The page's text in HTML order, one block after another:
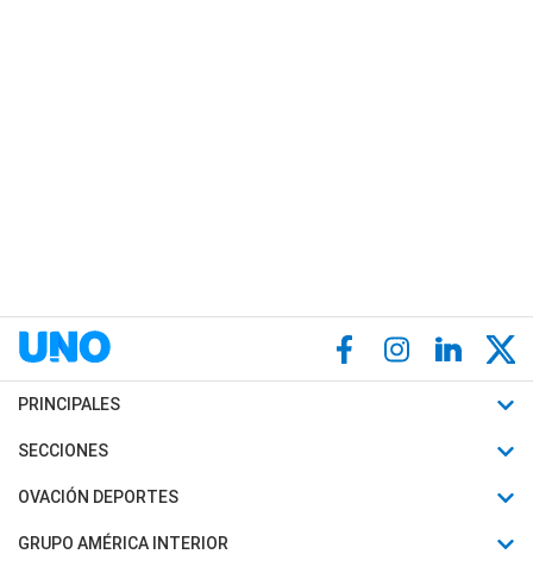
PRINCIPALES
Últimas Noticias
Política
SECCIONES
Horóscopo
Motores
OVACIÓN DEPORTES
Fútbol
GRUPO AMÉRICA INTERIOR